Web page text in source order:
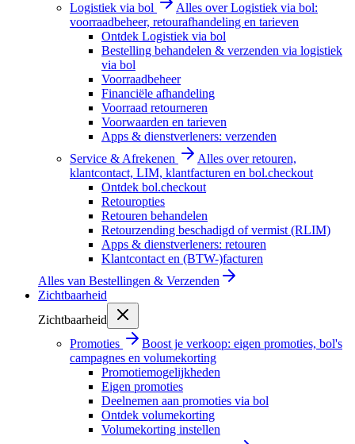
Logistiek via bol
Alles over Logistiek via bol:
voorraadbeheer, retourafhandeling en tarieven
Ontdek Logistiek via bol
Bestelling behandelen & verzenden via logistiek
via bol
Voorraadbeheer
Financiële afhandeling
Voorraad retourneren
Voorwaarden en tarieven
Apps & dienstverleners: verzenden
Service & Afrekenen
Alles over retouren,
klantcontact, LIM, klantfacturen en bol.checkout
Ontdek bol.checkout
Retouropties
Retouren behandelen
Retourzending beschadigd of vermist (RLIM)
Apps & dienstverleners: retouren
Klantcontact en (BTW-)facturen
Alles van Bestellingen & Verzenden
Zichtbaarheid
Zichtbaarheid
Promoties
Boost je verkoop: eigen promoties, bol's
campagnes en volumekorting
Promotiemogelijkheden
Eigen promoties
Deelnemen aan promoties via bol
Ontdek volumekorting
Volumekorting instellen